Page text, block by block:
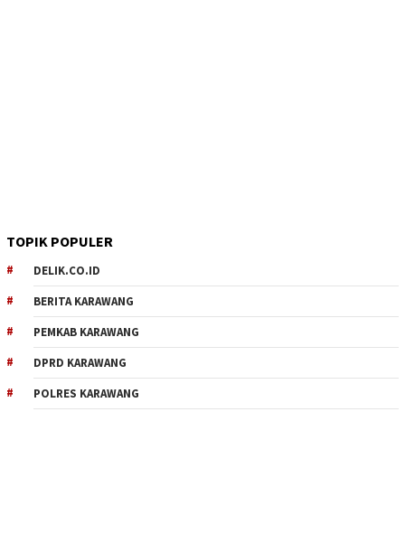
TOPIK POPULER
DELIK.CO.ID
BERITA KARAWANG
PEMKAB KARAWANG
DPRD KARAWANG
POLRES KARAWANG